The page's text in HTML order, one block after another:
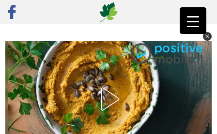
ראשי»רק מתכונים כריכים, ממרחים והברקות»